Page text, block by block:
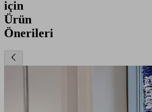
için
Ürün
Önerileri